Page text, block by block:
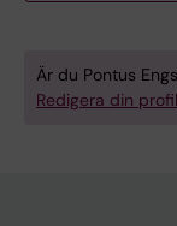
Är du Pontus
Redigera din profil